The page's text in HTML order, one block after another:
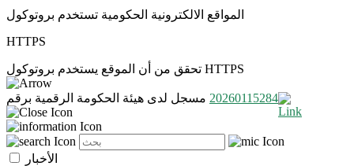
المواقع الالكترونية الحكومية تستخدم بروتوكول
HTTPS
تحقق من أن الموقع يستخدم بروتوكول HTTPS
مسجل لدى هيئة الحكومة الرقمية برقم 20260115284
الأخبار